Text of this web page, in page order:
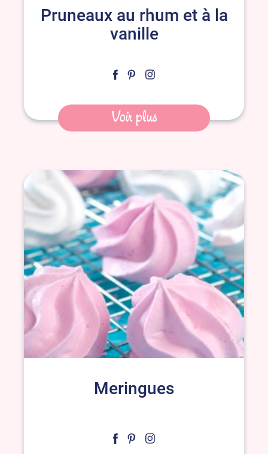
Pruneaux au rhum et à la
vanille
Voir plus
Meringues